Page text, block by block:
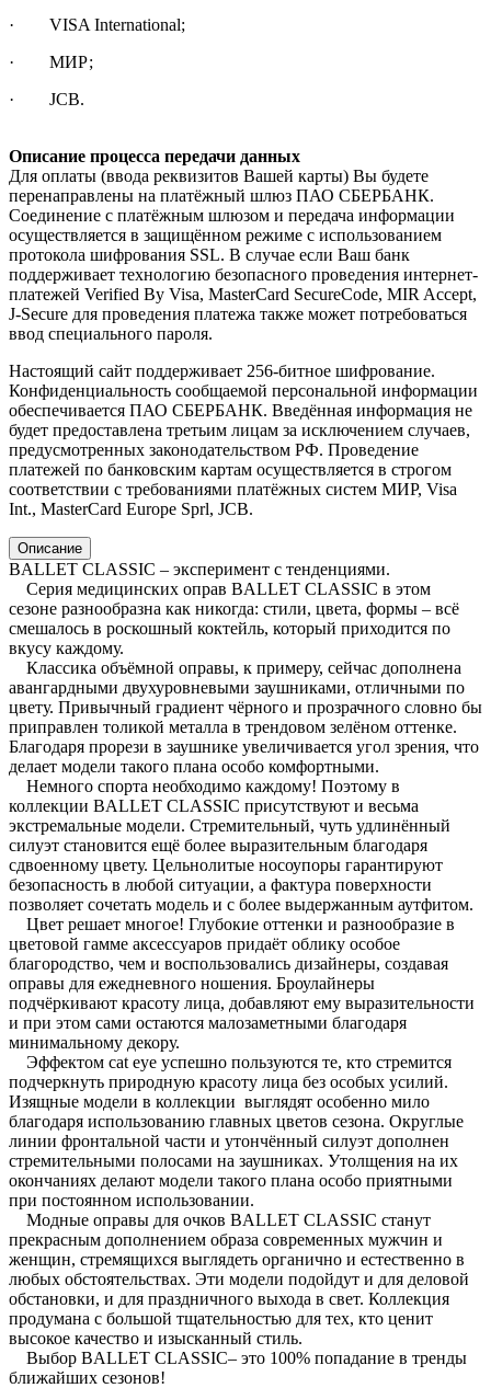
· VISA International;
· МИР;
· JCB.
Описание процесса передачи данных
Для оплаты (ввода реквизитов Вашей карты) Вы будете
перенаправлены на платёжный шлюз ПАО СБЕРБАНК.
Соединение с платёжным шлюзом и передача информации
осуществляется в защищённом режиме с использованием
протокола шифрования SSL. В случае если Ваш банк
поддерживает технологию безопасного проведения интернет-
платежей Verified By Visa, MasterCard SecureCode, MIR Accept,
J-Secure для проведения платежа также может потребоваться
ввод специального пароля.
Настоящий сайт поддерживает 256-битное шифрование.
Конфиденциальность сообщаемой персональной информации
обеспечивается ПАО СБЕРБАНК. Введённая информация не
будет предоставлена третьим лицам за исключением случаев,
предусмотренных законодательством РФ. Проведение
платежей по банковским картам осуществляется в строгом
соответствии с требованиями платёжных систем МИР, Visa
Int., MasterCard Europe Sprl, JCB.
Описание
BALLET CLASSIC – эксперимент с тенденциями.
Серия медицинских оправ BALLET CLASSIC в этом
сезоне разнообразна как никогда: стили, цвета, формы – всё
смешалось в роскошный коктейль, который приходится по
вкусу каждому.
Классика объёмной оправы, к примеру, сейчас дополнена
авангардными двухуровневыми заушниками, отличными по
цвету. Привычный градиент чёрного и прозрачного словно бы
приправлен толикой металла в трендовом зелёном оттенке.
Благодаря прорези в заушнике увеличивается угол зрения, что
делает модели такого плана особо комфортными.
Немного спорта необходимо каждому! Поэтому в
коллекции BALLET CLASSIC присутствуют и весьма
экстремальные модели. Стремительный, чуть удлинённый
силуэт становится ещё более выразительным благодаря
сдвоенному цвету. Цельнолитые носоупоры гарантируют
безопасность в любой ситуации, а фактура поверхности
позволяет сочетать модель и с более выдержанным аутфитом.
Цвет решает многое! Глубокие оттенки и разнообразие в
цветовой гамме аксессуаров придаёт облику особое
благородство, чем и воспользовались дизайнеры, создавая
оправы для ежедневного ношения. Броулайнеры
подчёркивают красоту лица, добавляют ему выразительности
и при этом сами остаются малозаметными благодаря
минимальному декору.
Эффектом cat eye успешно пользуются те, кто стремится
подчеркнуть природную красоту лица без особых усилий.
Изящные модели в коллекции выглядят особенно мило
благодаря использованию главных цветов сезона. Округлые
линии фронтальной части и утончённый силуэт дополнен
стремительными полосами на заушниках. Утолщения на их
окончаниях делают модели такого плана особо приятными
при постоянном использовании.
Модные оправы для очков BALLET CLASSIC станут
прекрасным дополнением образа современных мужчин и
женщин, стремящихся выглядеть органично и естественно в
любых обстоятельствах. Эти модели подойдут и для деловой
обстановки, и для праздничного выхода в свет. Коллекция
продумана с большой тщательностью для тех, кто ценит
высокое качество и изысканный стиль.
Выбор BALLET CLASSIC– это 100% попадание в тренды
ближайших сезонов!